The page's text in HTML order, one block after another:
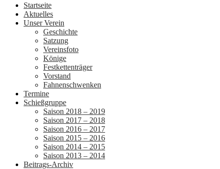
Startseite
Aktuelles
Unser Verein
Geschichte
Satzung
Vereinsfoto
Könige
Festkettenträger
Vorstand
Fahnenschwenken
Termine
Schießgruppe
Saison 2018 – 2019
Saison 2017 – 2018
Saison 2016 – 2017
Saison 2015 – 2016
Saison 2014 – 2015
Saison 2013 – 2014
Beitrags-Archiv